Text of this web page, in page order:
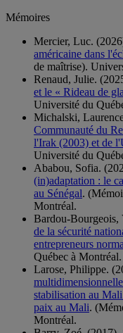
Mémoires
Mercier, Luc.
américaine dans
de maîtrise).
Renaud, Julie.
et le « Rideau de
Université du
Michalski,
Communauté du
l'Irak (2003) et de
Université du
Ababou, Sofia.
(in)adaptation : le
au Sénégal.
Montréal.
Bardou-Bourgeois,
de la sécurité
entrepreneurs
Québec à Montréal.
Larose, Philippe.
stabilisation au
paix au Mali.
Montréal.